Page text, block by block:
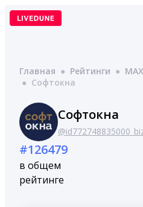
Перейти
Главная ● Рейтинги ● MAX
● Софтокна
Софтокна
#126479
в общем
рейтинге